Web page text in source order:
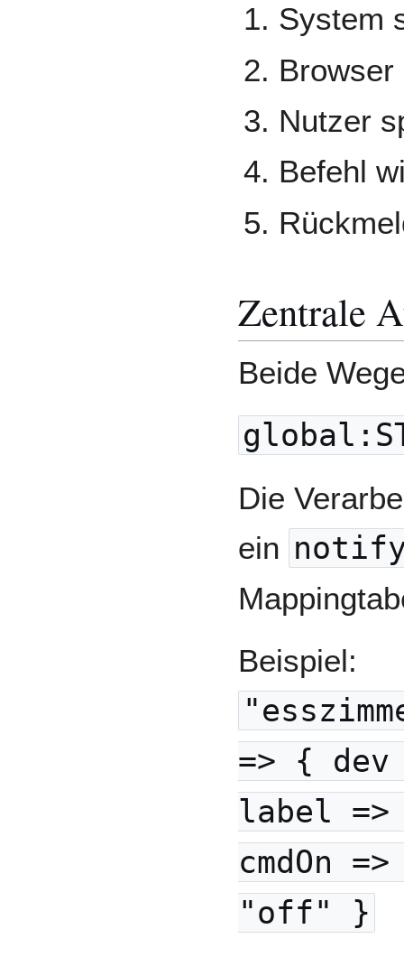
System
Nutzer
Befehl
Zentrale
Beide
Die
ein
Beispiel:
=> { dev
label =>
cmdOn
"off" }